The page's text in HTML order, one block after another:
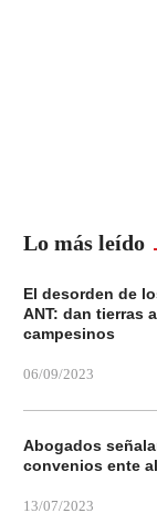
Lo más leído
El desorden de
ANT: dan tierras
campesinos
06/09/2023
Abogados
convenios ente
13/07/2023